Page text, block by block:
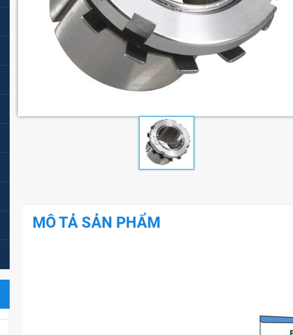
MÔ TẢ SẢN PHẨM